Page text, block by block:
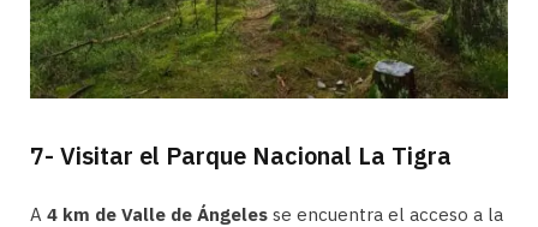
7- Visitar el Parque Nacional La Tigra
A 4 km de Valle de Ángeles se encuentra el acceso a la